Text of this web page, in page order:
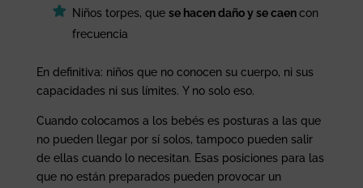
Niños torpes, que se hacen daño y se caencon
frecuencia
En definitiva: niños que no conocen su cuerpo, ni sus
capacidades ni sus límites. Y no solo eso.
Cuando colocamos a los bebés es posturas a las que
no pueden llegar por sí solos, tampoco pueden salir
de ellas cuando lo necesitan. Esas posiciones para las
que no están preparados pueden provocar un